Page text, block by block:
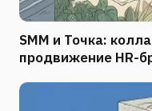
SMM и Точка:
продвижение HR-